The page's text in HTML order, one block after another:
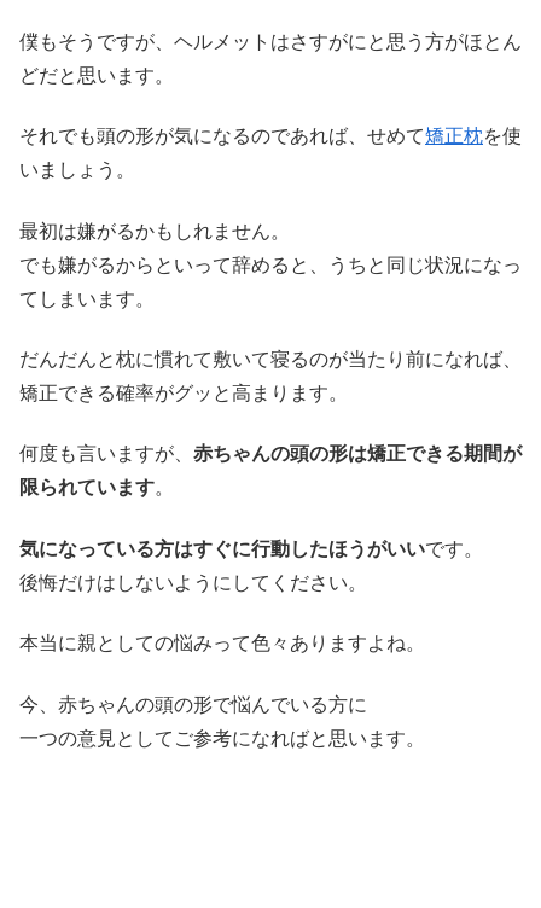
僕もそうですが、ヘルメットはさすがにと思う方がほとん
どだと思います。
それでも頭の形が気になるのであれば、せめて矯正枕を使
いましょう。
最初は嫌がるかもしれません。
でも嫌がるからといって辞めると、うちと同じ状況になっ
てしまいます。
だんだんと枕に慣れて敷いて寝るのが当たり前になれば、
矯正できる確率がグッと高まります。
何度も言いますが、 赤ちゃんの頭の形は矯正できる期間が
限られています。
気になっている方はすぐに行動したほうがいいです。
後悔だけはしないようにしてください。
本当に親としての悩みって色々ありますよね。
今、赤ちゃんの頭の形で悩んでいる方に
一つの意見としてご参考になればと思います。